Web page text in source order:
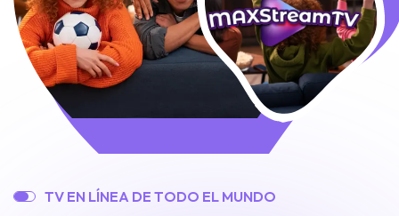
TV EN LÍNEA DE TODO EL MUNDO